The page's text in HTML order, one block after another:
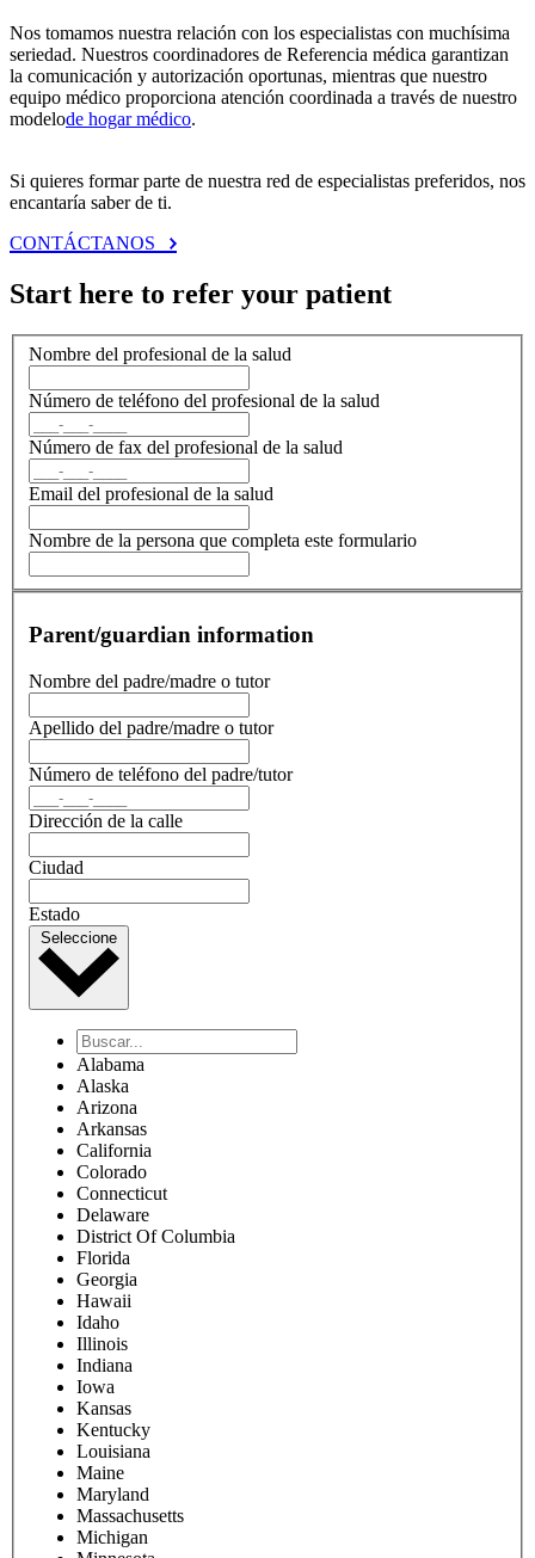
Nos tomamos nuestra relación con los especialistas con muchísima
seriedad. Nuestros coordinadores de Referencia médica garantizan
la comunicación y autorización oportunas, mientras que nuestro
equipo médico proporciona atención coordinada a través de nuestro
modelode hogar médico.
Si quieres formar parte de nuestra red de especialistas preferidos, nos
encantaría saber de ti.
CONTÁCTANOS
Start here to refer your patient
Nombre del profesional de la salud
Número de teléfono del profesional de la salud
Número de fax del profesional de la salud
Email del profesional de la salud
Nombre de la persona que completa este formulario
Parent/guardian information
Nombre del padre/madre o tutor
Apellido del padre/madre o tutor
Número de teléfono del padre/tutor
Dirección de la calle
Ciudad
Estado
Seleccione
Alabama
Alaska
Arizona
Arkansas
California
Colorado
Connecticut
Delaware
District Of Columbia
Florida
Georgia
Hawaii
Idaho
Illinois
Indiana
Iowa
Kansas
Kentucky
Louisiana
Maine
Maryland
Massachusetts
Michigan